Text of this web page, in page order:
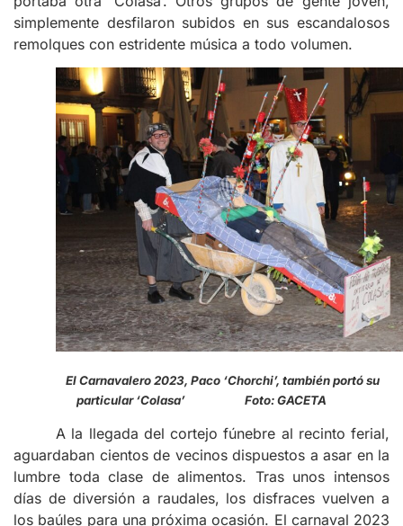
simplemente desfilaron subidos en sus escandalosos
remolques con estridente música a todo volumen.
El Carnavalero 2023, Paco ‘Chorchi’, también portó su
particular ‘Colasa’ Foto: GACETA
A la llegada del cortejo fúnebre al recinto ferial,
aguardaban cientos de vecinos dispuestos a asar en la
lumbre toda clase de alimentos. Tras unos intensos
días de diversión a raudales, los disfraces vuelven a
los baúles para una próxima ocasión. El carnaval 2023